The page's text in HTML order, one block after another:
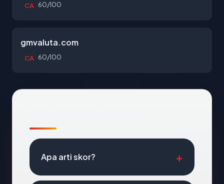
CA 60/100
gmvaluta.com
CA 60/100
Apa arti skor?